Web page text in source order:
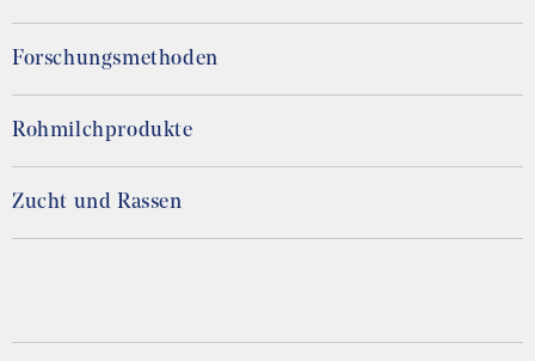
Forschungsmethoden
Rohmilchprodukte
Zucht und Rassen